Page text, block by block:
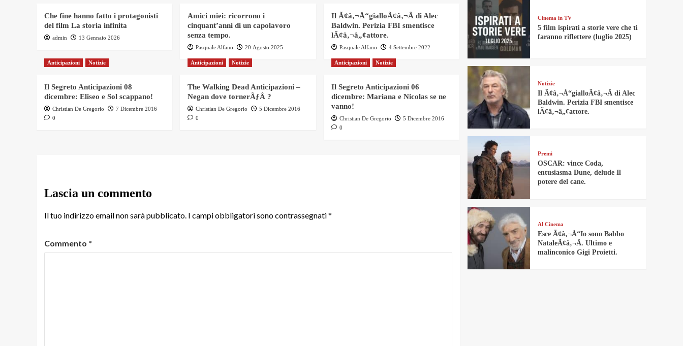
Che fine hanno fatto i protagonisti
del film La storia infinita
admin 13 Gennaio 2026
Amici miei: ricorrono i
cinquant’anni di un capolavoro
senza tempo.
Pasquale Alfano 20 Agosto 2025
Il Ã¢â‚¬Å“gialloÃ¢â‚¬Â di Alec
Baldwin. Perizia FBI smentisce
lÃ¢â‚¬â„¢attore.
Pasquale Alfano 4 Settembre 2022
Anticipazioni Notizie
Il Segreto Anticipazioni 08
dicembre: Eliseo e Sol scappano!
Christian De Gregorio
7 Dicembre 2016
0
Anticipazioni Notizie
The Walking Dead Anticipazioni –
Negan dove tornerÃƒÂ ?
Christian De Gregorio
5 Dicembre 2016
0
Anticipazioni Notizie
Il Segreto Anticipazioni 06
dicembre: Mariana e Nicolas se ne
vanno!
Christian De Gregorio
5 Dicembre 2016
0
Lascia un commento
Il tuo indirizzo email non sarà pubblicato. I campi obbligatori sono contrassegnati*
Commento *
Cinema in TV
5 film ispirati a storie vere che ti
faranno riflettere (luglio 2025)
Notizie
Il Ã¢â‚¬Å“gialloÃ¢â‚¬Â di Alec
Baldwin. Perizia FBI smentisce
lÃ¢â‚¬â„¢attore.
Premi
OSCAR: vince Coda,
entusiasma Dune, delude Il
potere del cane.
Al Cinema
Esce Ã¢â‚¬Å“Io sono Babbo
NataleÃ¢â‚¬Â. Ultimo e
malinconico Gigi Proietti.